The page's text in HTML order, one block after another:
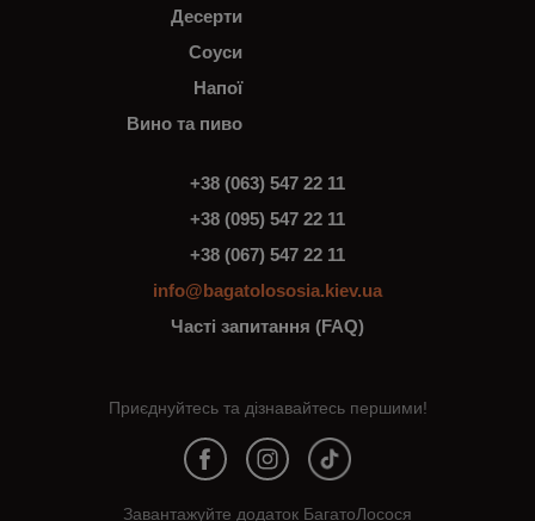
Десерти
Соуси
Напої
Вино та пиво
+38 (063) 547 22 11
+38 (095) 547 22 11
+38 (067) 547 22 11
info@bagatolososia.kiev.ua
Часті запитання (FAQ)
Завантажуйте додаток БагатоЛосося
Приєднуйтесь та дізнавайтесь першими!